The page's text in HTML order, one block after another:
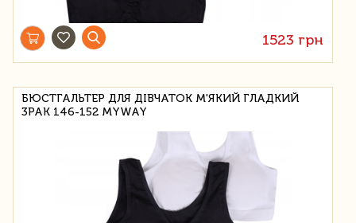
1523 грн
БЮСТГАЛЬТЕР ДЛЯ ДІВЧАТОК М'ЯКИЙ ГЛАДКИЙ
3PAK 146-152 MYWAY